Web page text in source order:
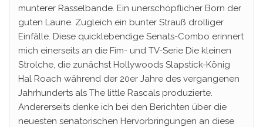
munterer Rasselbande. Ein unerschöpflicher Born der
guten Laune. Zugleich ein bunter Strauß drolliger
Einfälle. Diese quicklebendige Senats-Combo erinnert
mich einerseits an die Fim- und TV-Serie Die kleinen
Strolche, die zunächst Hollywoods Slapstick-König
Hal Roach während der 20er Jahre des vergangenen
Jahrhunderts als The little Rascals produzierte.
Andererseits denke ich bei den Berichten über die
neuesten senatorischen Hervorbringungen an diese